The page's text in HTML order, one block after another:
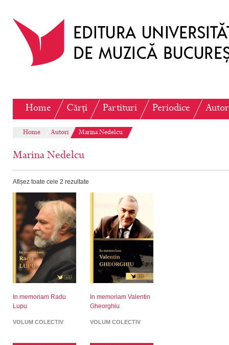
Home Cărți Partituri Periodice
Home Autori Marina Nedelcu
Marina Nedelcu
Afișez toate cele 2 rezultate
In memoriam Radu
Lupu
VOLUM COLECTIV
In memoriam Valentin
Gheorghiu
VOLUM COLECTIV